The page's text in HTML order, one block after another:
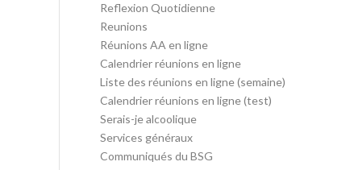
Reflexion Quotidienne
Reunions
Réunions AA en ligne
Calendrier réunions en ligne
Liste des réunions en ligne (semaine)
Calendrier réunions en ligne (test)
Serais-je alcoolique
Services généraux
Communiqués du BSG